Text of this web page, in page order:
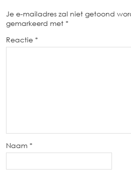
Je e-mailadres zal niet getoond
gemarkeerd met *
Reactie *
Naam *